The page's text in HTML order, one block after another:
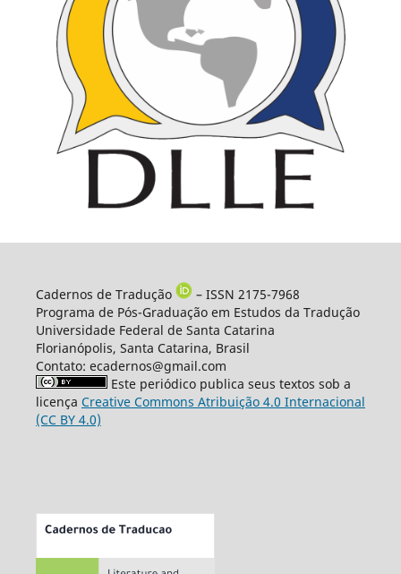
Cadernos de Tradução
– ISSN 2175-7968
Programa de Pós-Graduação em Estudos da Tradução
Universidade Federal de Santa Catarina
Florianópolis, Santa Catarina, Brasil
Contato: ecadernos@gmail.com
Este periódico publica seus textos sob a
licença Creative Commons Atribuição 4.0 Internacional
(CC BY 4.0)